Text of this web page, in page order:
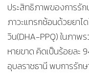
ประสิทธิภาพของการรั
ภาวะแทรกซ้อนด้วยยาไ
วิน(DHA-PPQ) ในภาพ
หายขาด คิดเป็นร้อยละ
อุบลราชธานี พบการรัก